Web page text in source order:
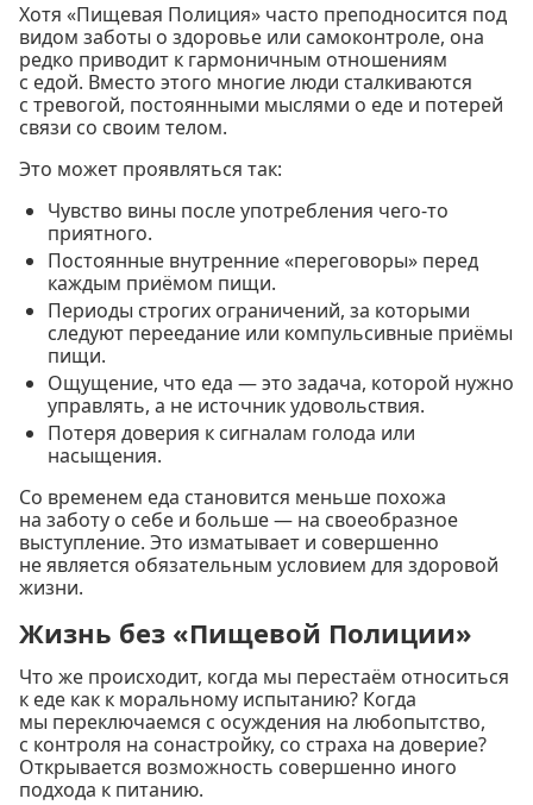
Хотя «Пищевая Полиция» часто преподносится под
видом заботы о здоровье или самоконтроле, она
редко приводит к гармоничным отношениям
с едой. Вместо этого многие люди сталкиваются
с тревогой, постоянными мыслями о еде и потерей
связи со своим телом.
Это может проявляться так:
Чувство вины после употребления чего-то
приятного.
Постоянные внутренние «переговоры» перед
каждым приёмом пищи.
Периоды строгих ограничений, за которыми
следуют переедание или компульсивные приёмы
пищи.
Ощущение, что еда — это задача, которой нужно
управлять, а не источник удовольствия.
Потеря доверия к сигналам голода или
насыщения.
Со временем еда становится меньше похожа
на заботу о себе и больше — на своеобразное
выступление. Это изматывает и совершенно
не является обязательным условием для здоровой
жизни.
Жизнь без «Пищевой Полиции»
Что же происходит, когда мы перестаём относиться
к еде как к моральному испытанию? Когда
мы переключаемся с осуждения на любопытство,
с контроля на сонастройку, со страха на доверие?
Открывается возможность совершенно иного
подхода к питанию.